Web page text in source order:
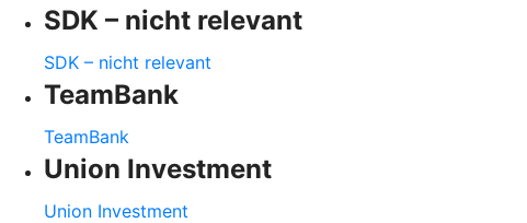
SDK – nicht relevant
SDK – nicht relevant
TeamBank
TeamBank
Union Investment
Union Investment